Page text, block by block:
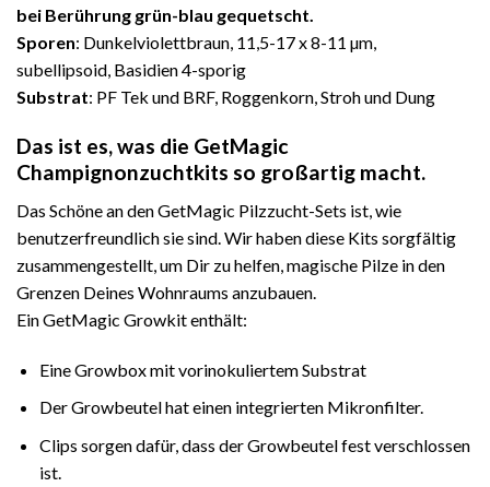
bei Berührung grün-blau gequetscht.
Sporen: Dunkelviolettbraun, 11,5-17 x 8-11 µm,
subellipsoid, Basidien4-sporig
Substrat: PF Tek und BRF, Roggenkorn, Stroh und Dung
Das ist es, was die GetMagic
Champignonzuchtkits so großartig macht.
Das Schöne an den GetMagic Pilzzucht-Sets ist, wie
benutzerfreundlich sie sind. Wir haben diese Kits sorgfältig
zusammengestellt, um Dir zu helfen, magische Pilze in den
Grenzen Deines Wohnraums anzubauen.
Ein GetMagic Growkit enthält:
Eine Growbox mit vorinokuliertem Substrat
Der Growbeutel hat einen integrierten Mikronfilter.
Clips sorgen dafür, dass der Growbeutel fest verschlossen
ist.